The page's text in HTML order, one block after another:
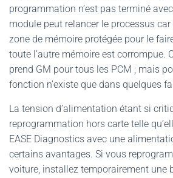
programmation n’est pas terminé
module peut relancer le processus
zone de mémoire protégée pour le
toute l’autre mémoire est corrompue.
prend GM pour tous les PCM ; mais
fonction n’existe que dans quelques
La tension d’alimentation étant si
reprogrammation hors carte telle
EASE Diagnostics avec une
certains avantages. Si vous
voiture, installez temporairement une